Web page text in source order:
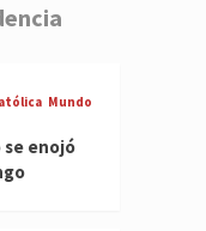
Mundo
se enojó